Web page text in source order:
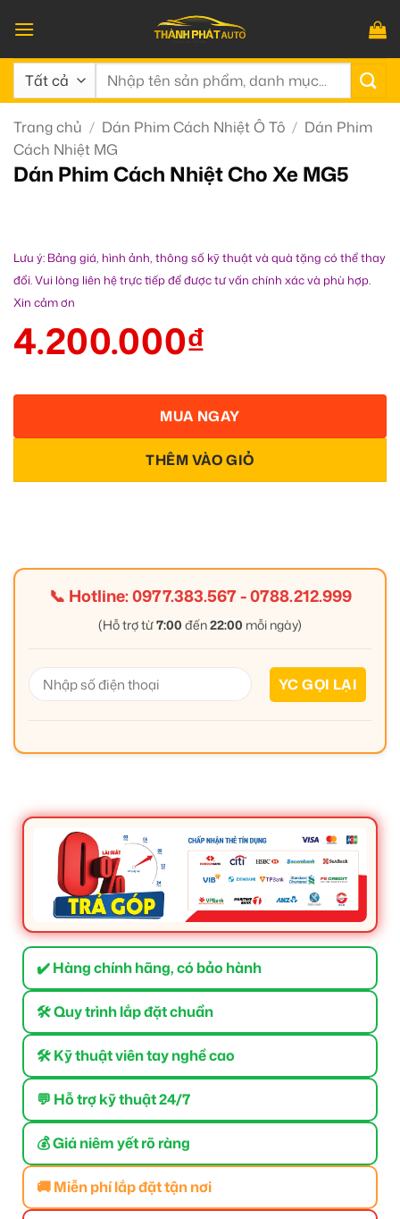
qua
nội
dung
Tìm
Trang chủ / Dán Phim Cách Nhiệt Ô Tô / Dán Phim
Cách Nhiệt MG
Dán Phim Cách Nhiệt Cho Xe MG5
Lưu ý: Bảng giá, hình ảnh, thông số kỹ thuật và quà tặng có thể thay
đổi. Vui lòng liên hệ trực tiếp để được tư vấn chính xác và phù hợp.
Xin cảm ơn
4.200.000₫
THÊM VÀO GIỎ
MUA NGAY
📞 Hotline:0977.383.567-0788.212.999
(Hỗ trợ từ7:00 đến22:00 mỗi ngày)
✔️ Hàng chính hãng, có bảo hành
🛠 Quy trình lắp đặt chuẩn
🛠 Kỹ thuật viên tay nghề cao
💬 Hỗ trợ kỹ thuật 24/7
💰 Giá niêm yết rõ ràng
🚚 Miễn phí lắp đặt tận nơi